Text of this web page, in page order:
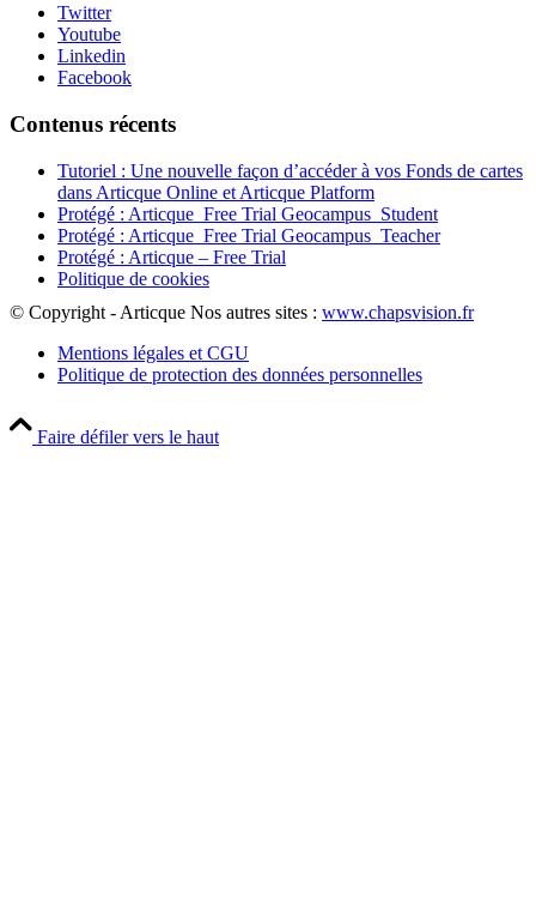
Twitter
Youtube
Linkedin
Facebook
Contenus récents
Tutoriel : Une nouvelle façon d’accéder à vos Fonds de cartes
dans Articque Online et Articque Platform
Protégé : Articque_Free Trial Geocampus_Student
Protégé : Articque_Free Trial Geocampus_Teacher
Protégé : Articque – Free Trial
Politique de cookies
© Copyright - Articque Nos autres sites : www.chapsvision.fr
Mentions légales et CGU
Politique de protection des données personnelles
Faire défiler vers le haut